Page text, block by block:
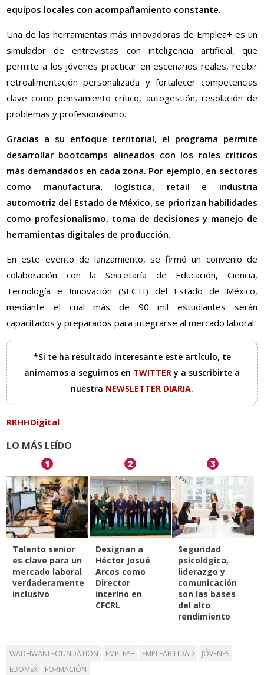
equipos locales con acompañamiento constante.
Una de las herramientas más innovadoras de Emplea+ es un
simulador de entrevistas con inteligencia artificial, que
permite a los jóvenes practicar en escenarios reales, recibir
retroalimentación personalizada y fortalecer competencias
clave como pensamiento crítico, autogestión, resolución de
problemas y profesionalismo.
Gracias a su enfoque territorial, el programa permite
desarrollar bootcamps alineados con los roles críticos
más demandados en cada zona. Por ejemplo, en sectores
como manufactura, logística, retail e industria
automotriz del Estado de México, se priorizan habilidades
como profesionalismo, toma de decisiones y manejo de
herramientas digitales de producción.
En este evento de lanzamiento, se firmó un convenio de
colaboración con la Secretaría de Educación, Ciencia,
Tecnología e Innovación (SECTI) del Estado de México,
mediante el cual más de 90 mil estudiantes serán
capacitados y preparados para integrarse al mercado laboral.
*Si te ha resultado interesante este artículo, te
animamos a seguirnos en TWITTERy a suscribirte a
nuestra NEWSLETTER DIARIA.
RRHHDigital
LO MÁS LEÍDO
1
Talento senior
es clave para un
mercado laboral
verdaderamente
inclusivo
2
Designan a
Héctor Josué
Arcos como
Director
interino en
CFCRL
3
Seguridad
psicológica,
liderazgo y
comunicación
son las bases
del alto
rendimiento
WADHWANI FOUNDATION EMPLEA+ EMPLEABILIDAD
JÓVENES
EDOMEX
FORMACIÓN